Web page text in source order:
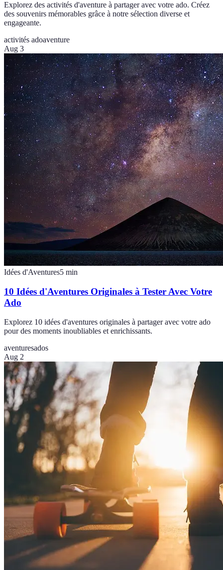
Explorez des activités d'aventure à partager avec votre ado. Créez
des souvenirs mémorables grâce à notre sélection diverse et
engageante.
activités adoaventure
Aug 3
Idées d'Aventures5 min
10 Idées d'Aventures Originales à Tester Avec Votre
Ado
Explorez 10 idées d'aventures originales à partager avec votre ado
pour des moments inoubliables et enrichissants.
aventuresados
Aug 2